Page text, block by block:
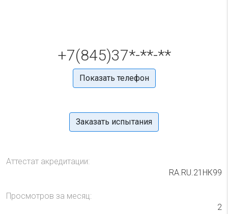
+7(845)37*-**-**
Показать телефон
Заказать испытания
Аттестат акредитации:
RA.RU.21НК99
Просмотров за месяц:
2